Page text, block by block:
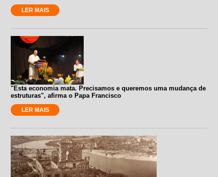
LER MAIS
"Esta economia mata. Precisamos e queremos uma mudança de
estruturas", afirma o Papa Francisco
LER MAIS